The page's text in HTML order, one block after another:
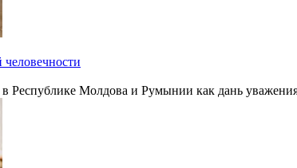
в Республике Молдова и Румынии как дань